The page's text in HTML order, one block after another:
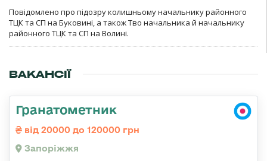
Повідомлено про підозру колишньому начальнику районного
ТЦК та СП на Буковині, а також Тво начальника й начальнику
районного ТЦК та СП на Волині.
ВАКАНСІЇ
Гранатометник
від 20000 до 120000 грн
Запоріжжя